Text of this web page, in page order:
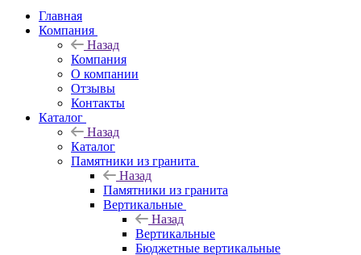
Главная
Компания
Назад
Компания
О компании
Отзывы
Контакты
Каталог
Назад
Каталог
Памятники из гранита
Назад
Памятники из гранита
Вертикальные
Назад
Вертикальные
Бюджетные вертикальные